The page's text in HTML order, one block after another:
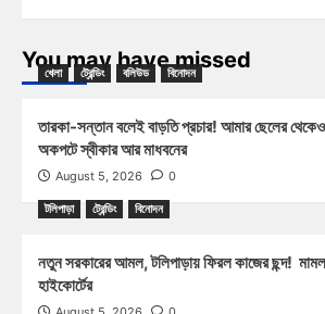
You may have missed
খেলা ট্রেন্ডিং বলিউড বিনোদন
তারকা-সন্তান বলেই বাড়তি প্রচার! আমার ছেলের
অকপটে স্বীকার আর মাধবনের
August 5, 2026 0
টলিপাড়া ট্রেন্ডিং বিনোদন
নতুন সরকারের আমল, টলিপাড়ায় ফিরল কাজের ছন্দ!
হাইকোর্টের